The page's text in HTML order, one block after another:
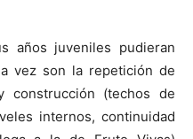
años juveniles pudieran
vez son la repetición de
construcción (techos de
internos, continuidad